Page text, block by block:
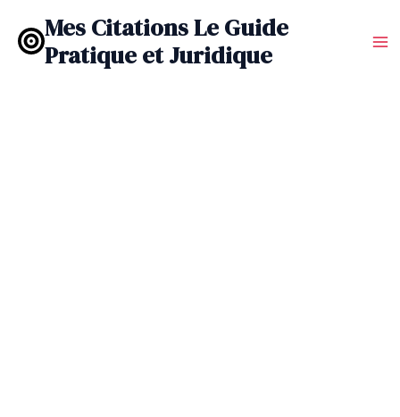
contenu
Mes Citations Le Guide
Pratique et Juridique